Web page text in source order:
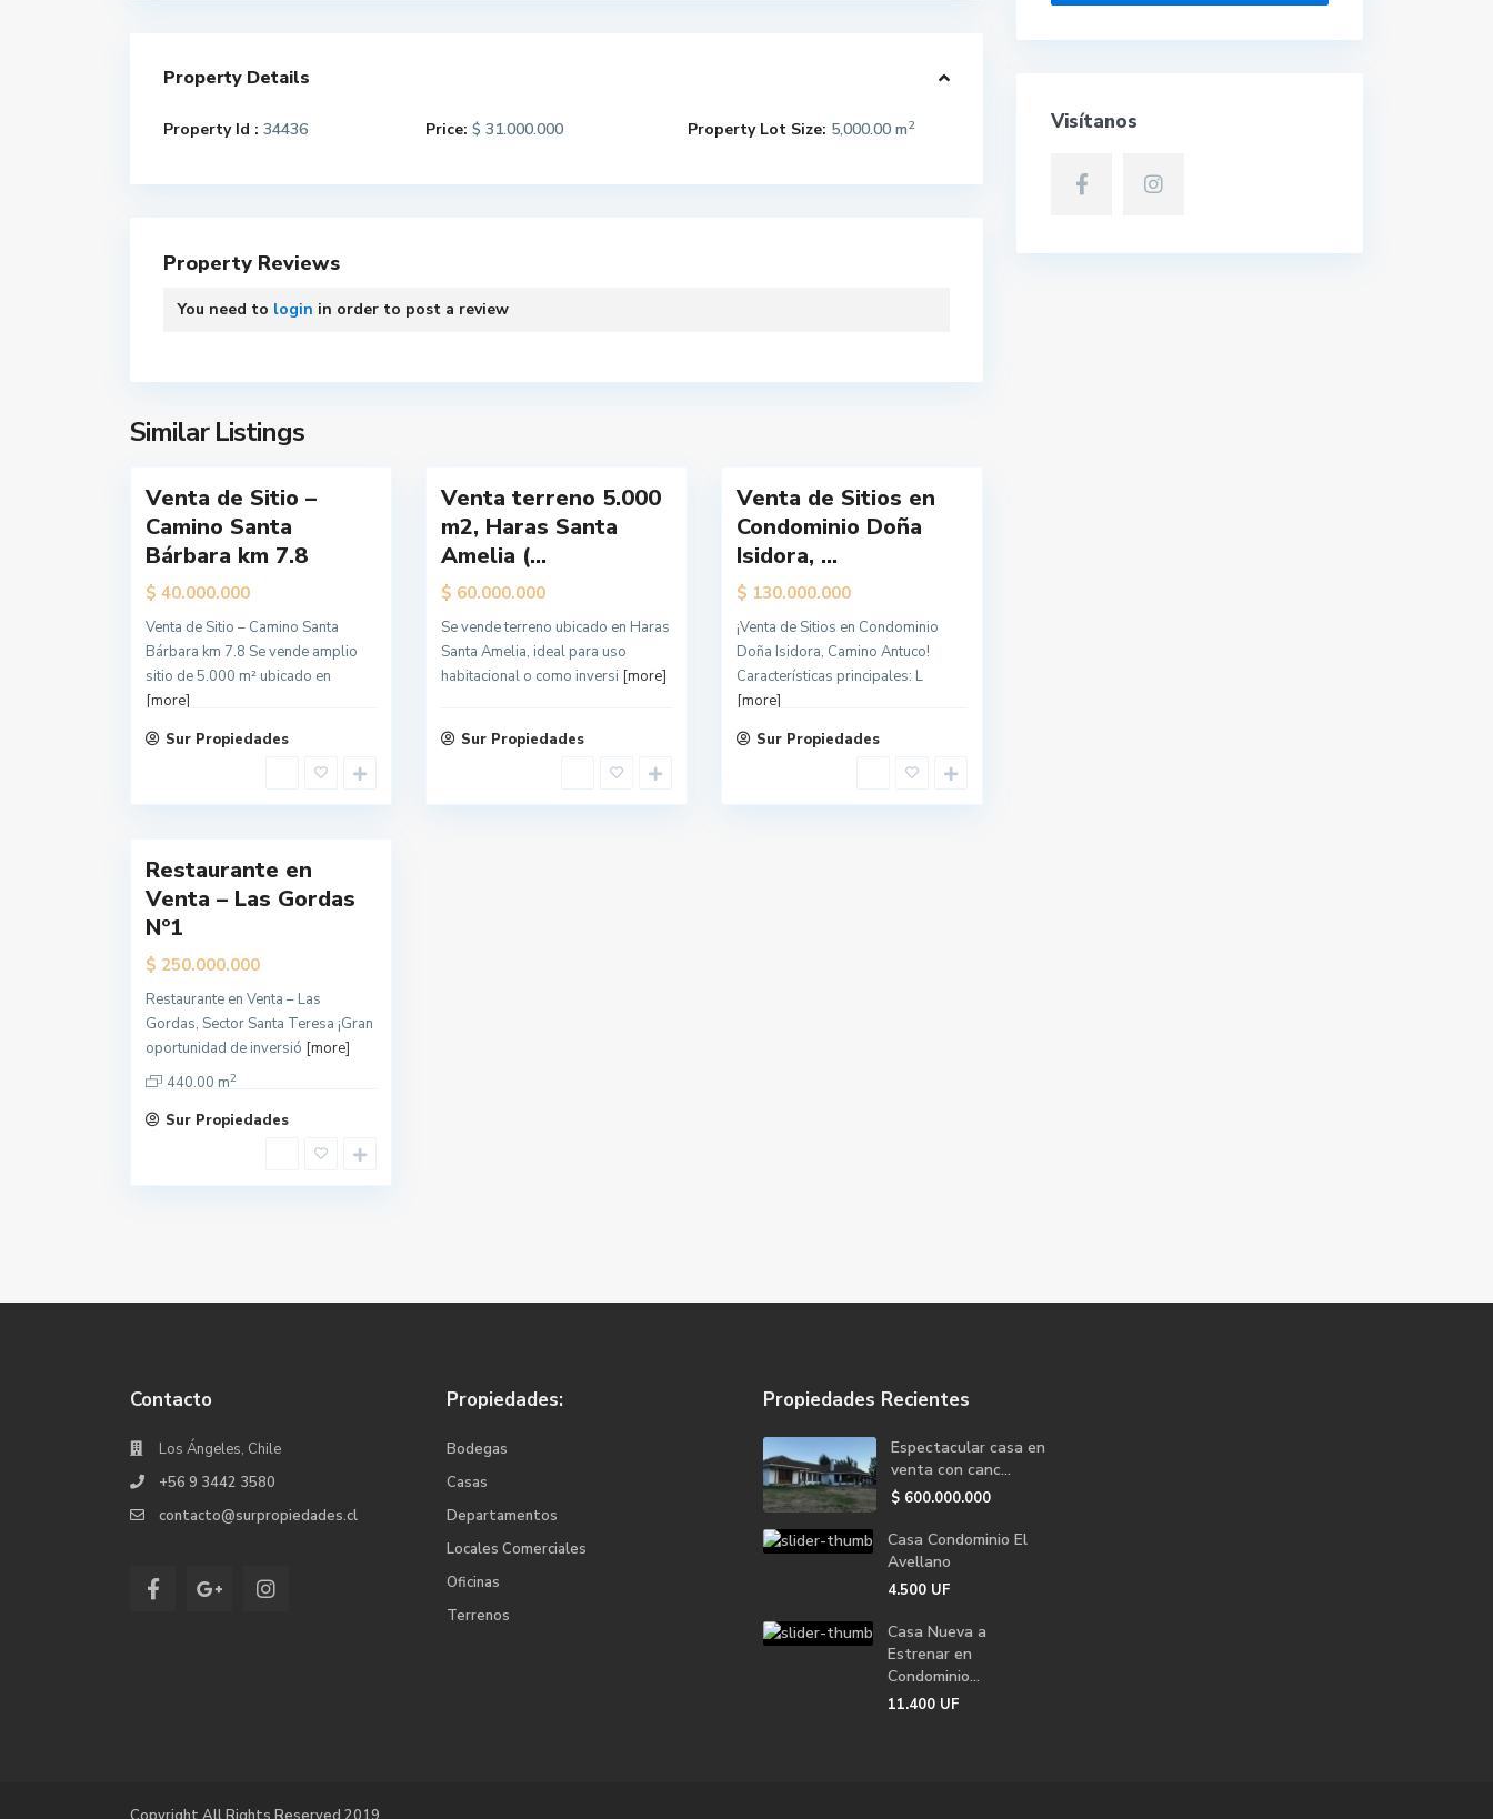
Property Details
Property Id : 34436 Price: $ 31.000.000 Property Lot Size: 5,000.00 m2
Property Reviews
You need to login in order to post a review
Similar Listings
e
s
Venta de Sitio –
Camino Santa
Bárbara km 7.8
$ 40.000.000
Venta de Sitio – Camino Santa
Bárbara km 7.8 Se vende amplio
sitio de 5.000 m² ubicado en
[more]
Sur Propiedades
n
Venta terreno 5.000
m2, Haras Santa
Amelia (...
$ 60.000.000
Se vende terreno ubicado en Haras
Santa Amelia, ideal para uso
habitacional o como inversi [more]
Sur Propiedades
Venta de Sitios en
Condominio Doña
Isidora, ...
$ 130.000.000
¡Venta de Sitios en Condominio
Doña Isidora, Camino Antuco!
Características principales: L
[more]
Sur Propiedades
L
s
n
e
Restaurante en
Venta – Las Gordas
Nº1
$ 250.000.000
Restaurante en Venta – Las
Gordas, Sector Santa Teresa ¡Gran
oportunidad de inversió [more]
440.00 m2
Sur Propiedades
Visítanos
Contacto
Los Ángeles, Chile
+56 9 3442 3580
contacto@surpropiedades.cl
Propiedades:
Bodegas
Casas
Departamentos
Locales Comerciales
Oficinas
Terrenos
Propiedades Recientes
Espectacular casa en
venta con canc...
$ 600.000.000
Casa Condominio El
Avellano
4.500 UF
Casa Nueva a
Estrenar en
Condominio...
11.400 UF